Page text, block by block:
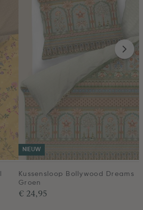
NIEUW
Kussensloop Bollywood Dreams
Groen
€ 24,95